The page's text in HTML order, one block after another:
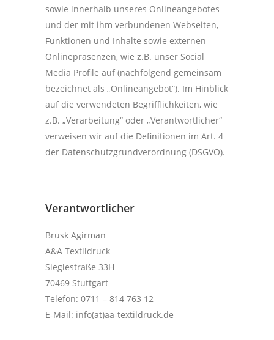
sowie innerhalb unseres Onlineangebotes
und der mit ihm verbundenen Webseiten,
Funktionen und Inhalte sowie externen
Onlinepräsenzen, wie z.B. unser Social
Media Profile auf (nachfolgend gemeinsam
bezeichnet als „Onlineangebot“). Im Hinblick
auf die verwendeten Begrifflichkeiten, wie
z.B. „Verarbeitung“ oder „Verantwortlicher“
verweisen wir auf die Definitionen im Art. 4
der Datenschutzgrundverordnung (DSGVO).
Verantwortlicher
Brusk Agirman
A&A Textildruck
Sieglestraße 33H
70469 Stuttgart
Telefon: 0711 – 814 763 12
E-Mail: info(at)aa-textildruck.de